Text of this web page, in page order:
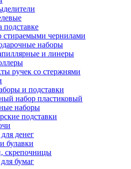
подставке
стираемыми чернилами
наборы
и линеры
ручек со стержнями
и подставки
набор пластиковый
наборы
подставки
денег
булавки
скрепочницы
бумаг